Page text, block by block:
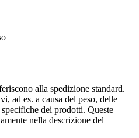
alla spedizione standard.
ad es. a causa del peso, delle
dei prodotti. Queste
nella descrizione del